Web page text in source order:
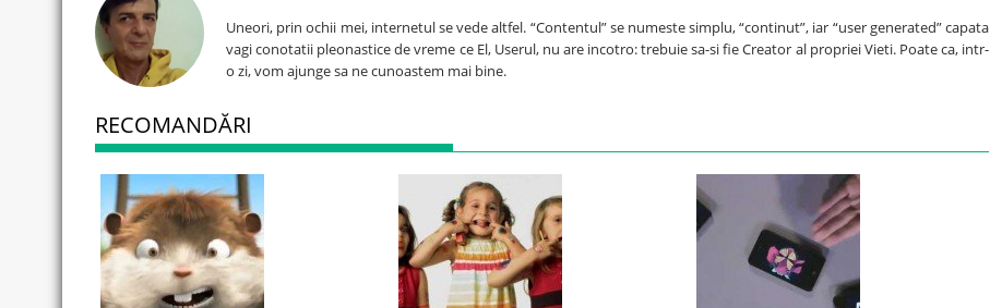
Uneori, prin ochii mei, internetul se vede altfel. “Contentul” se numeste simplu, “continut”, iar “user generated” capata
vagi conotatii pleonastice de vreme ce El, Userul, nu are incotro: trebuie sa-si fie Creator al propriei Vieti. Poate ca, intr-
o zi, vom ajunge sa ne cunoastem mai bine.
RECOMANDĂRI